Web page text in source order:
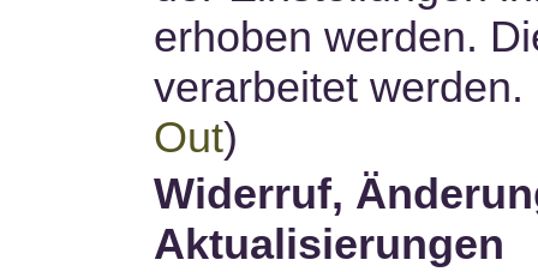
erhoben werden.
verarbeitet werden.
Out)
Widerruf,
Aktualisierungen